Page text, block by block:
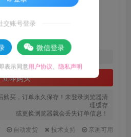
查看
限时特惠
R币30
代理会员
立即购买
购买，订单永久保存！未登录浏览器清
理缓存
或更换浏览器就会丢失订单信息！
自动发货 技术支持 亲测可用
交账号登录
微信登录
表示同意用户协议、隐私声明